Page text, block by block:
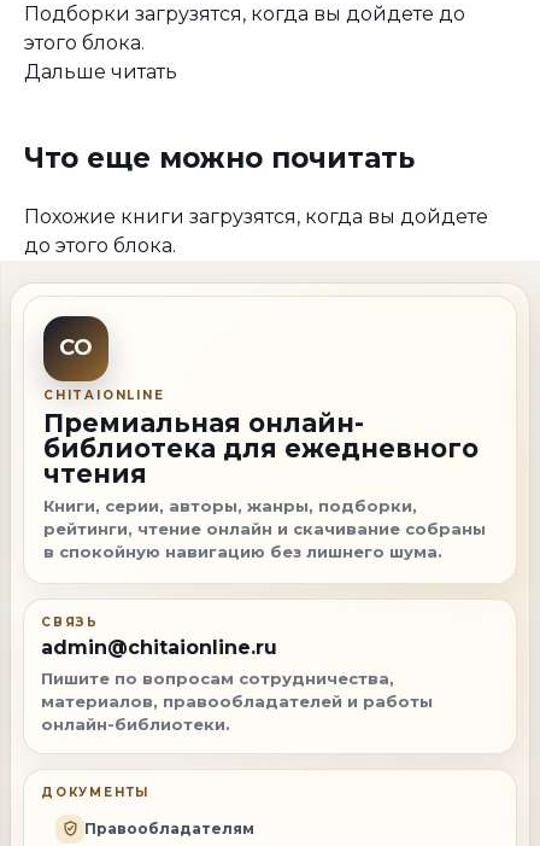
Подборки загрузятся, когда вы дойдете до
этого блока.
Дальше читать
Что еще можно почитать
Похожие книги загрузятся, когда вы дойдете
до этого блока.
CO
CHITAIONLINE
Премиальная онлайн-
библиотека для ежедневного
чтения
Книги, серии, авторы, жанры, подборки,
рейтинги, чтение онлайн и скачивание собраны
в спокойную навигацию без лишнего шума.
СВЯЗЬ
admin@chitaionline.ru
Пишите по вопросам сотрудничества,
материалов, правообладателей и работы
онлайн-библиотеки.
ДОКУМЕНТЫ
Правообладателям